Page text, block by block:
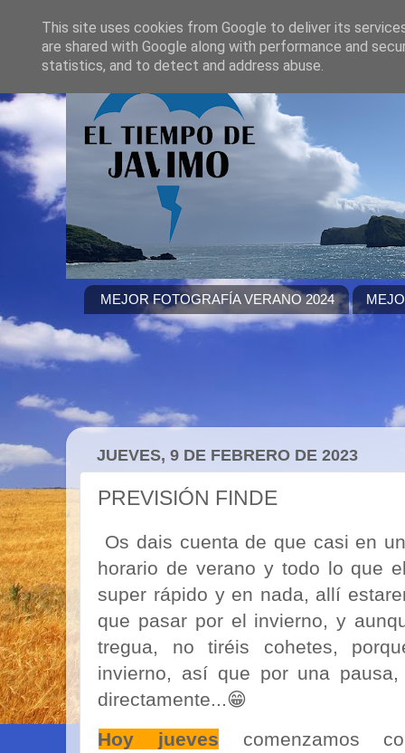
MEJOR FOTOGRAFÍA VERANO 2024
JUEVES, 9 DE FEBRERO DE 2023
PREVISIÓN FINDE
Os dais cuenta de que casi en
horario de verano y todo lo que
super rápido y en nada, allí
que pasar por el invierno, y
tregua, no tiréis cohetes,
invierno, así que por una
directamente...😁
Hoy jueves comenzamos
This site uses cookies from Google to deliver its
are shared with Google along with performance and
statistics, and to detect and address abuse.